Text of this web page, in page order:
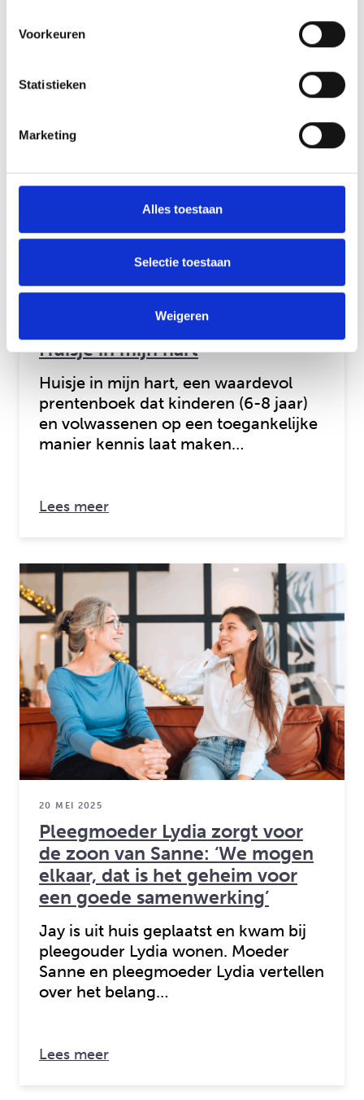
Voorkeuren
Statistieken
Marketing
Alles toestaan
Selectie toestaan
Weigeren
over: Weekend pleeggezin gezocht!
Huisje in mijn hart
Huisje in mijn hart, een waardevol
prentenboek dat kinderen (6-8 jaar)
en volwassenen op een toegankelijke
manier kennis laat maken…
Lees meerover: Huisje in mijn hart
Pleegmoeder Lydia zorgt voor
de zoon van Sanne: ‘We mogen
elkaar, dat is het geheim voor
een goede samenwerking’
20 MEI 2025
Jay is uit huis geplaatst en kwam bij
pleegouder Lydia wonen. Moeder
Sanne en pleegmoeder Lydia vertellen
over het belang…
Lees meerover: Pleegmoeder Lydia zorgt voor